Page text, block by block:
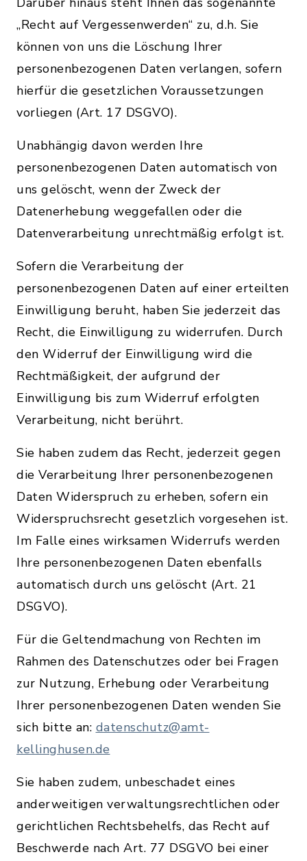
„Recht auf Vergessenwerden“ zu, d.h. Sie
können von uns die Löschung Ihrer
personenbezogenen Daten verlangen, sofern
hierfür die gesetzlichen Voraussetzungen
vorliegen (Art. 17 DSGVO).
Unabhängig davon werden Ihre
personenbezogenen Daten automatisch von
uns gelöscht, wenn der Zweck der
Datenerhebung weggefallen oder die
Datenverarbeitung unrechtmäßig erfolgt ist.
Sofern die Verarbeitung der
personenbezogenen Daten auf einer erteilten
Einwilligung beruht, haben Sie jederzeit das
Recht, die Einwilligung zu widerrufen. Durch
den Widerruf der Einwilligung wird die
Rechtmäßigkeit, der aufgrund der
Einwilligung bis zum Widerruf erfolgten
Verarbeitung, nicht berührt.
Sie haben zudem das Recht, jederzeit gegen
die Verarbeitung Ihrer personenbezogenen
Daten Widerspruch zu erheben, sofern ein
Widerspruchsrecht gesetzlich vorgesehen ist.
Im Falle eines wirksamen Widerrufs werden
Ihre personenbezogenen Daten ebenfalls
automatisch durch uns gelöscht (Art. 21
DSGVO).
Für die Geltendmachung von Rechten im
Rahmen des Datenschutzes oder bei Fragen
zur Nutzung, Erhebung oder Verarbeitung
Ihrer personenbezogenen Daten wenden Sie
sich bitte an: datenschutz@amt-
kellinghusen.de
Sie haben zudem, unbeschadet eines
anderweitigen verwaltungsrechtlichen oder
gerichtlichen Rechtsbehelfs, das Recht auf
Beschwerde nach Art. 77 DSGVO bei einer